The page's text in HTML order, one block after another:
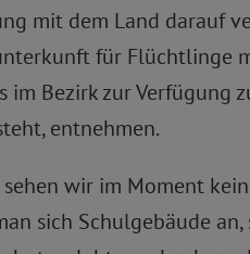
mit dem Land darauf
für Flüchtlinge
im Bezirk zur Verfügung
entnehmen.
wir im Moment
sich Schulgebäude